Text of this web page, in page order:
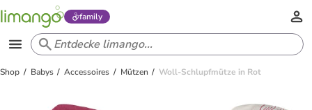
family
Shop Babys Accessoires Mützen Woll-Schlupfmütze in Rot